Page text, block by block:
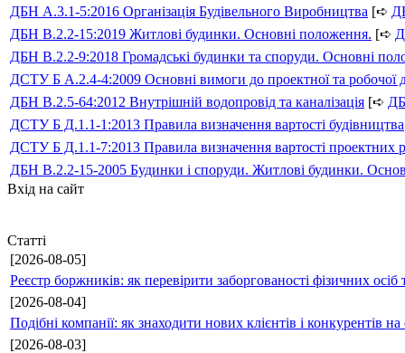
ДБН А.3.1-5:2016 Організація Будівельного Виробництва [➪
ДБН В.2.2-15:2019 Житлові будинки. Основні положення. [➪
ДБН В.2.2-9:2018 Громадські будинки та споруди. Основні
ДСТУ Б А.2.4-4:2009 Основні вимоги до проектної та робочої
ДБН В.2.5-64:2012 Внутрішній водопровід та каналізація [➪
ДСТУ Б Д.1.1-1:2013 Правила визначення вартості будівництва
ДСТУ Б Д.1.1-7:2013 Правила визначення вартості проектних
ДБН В.2.2-15-2005 Будинки і споруди. Житлові будинки.
Вхід на сайт
Статті
[2026-08-05]
Реєстр боржників: як перевірити заборгованості фізичних осіб
[2026-08-04]
Подібні компанії: як знаходити нових клієнтів і конкурентів
[2026-08-03]